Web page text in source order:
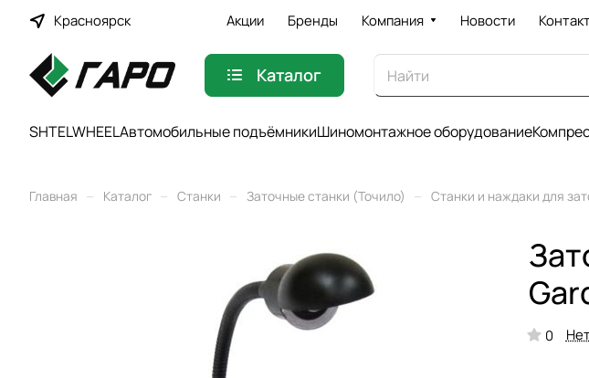
Красноярск Акции Бренды Компания Новости
Каталог
SHTELWHEELАвтомобильные подъёмникиШиномонтажное оборудование
Главная – Каталог – Станки – Заточные станки (Точило) – Станки и наждаки для
0